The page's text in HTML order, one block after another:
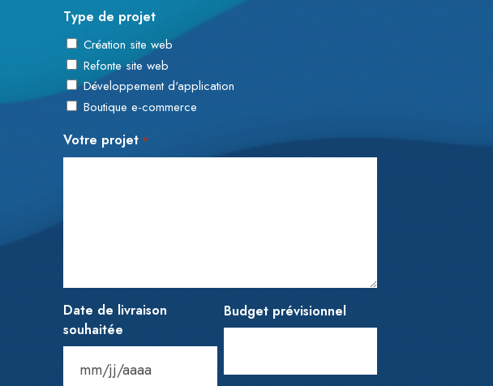
Type de projet
Création site web
Refonte site web
Développement d'application
Boutique e-commerce
Votre projet *
Date de livraison
souhaitée
Budget prévisionnel